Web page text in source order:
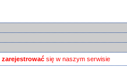
zarejestrować się w naszym serwisie